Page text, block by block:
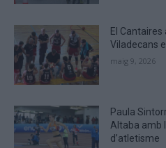
El Cantaires
Viladecans
maig 9, 2026
Paula
Altaba amb
d’atletisme